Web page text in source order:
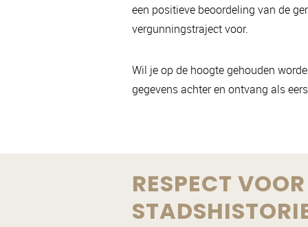
een positieve beoordeling van de
vergunningstraject voor.
Wil je op de hoogte gehouden
gegevens achter en ontvang als
RESPECT